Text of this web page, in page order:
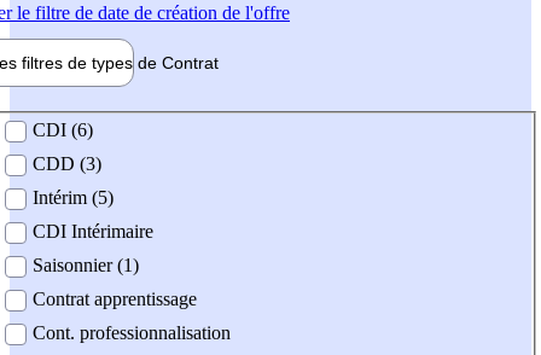
le filtre de date de création de l'offre
filtres de types de Contrat
contrat
CDI (6)
CDD (3)
Intérim (5)
CDI Intérimaire
Saisonnier (1)
Contrat apprentissage
Cont. professionnalisation